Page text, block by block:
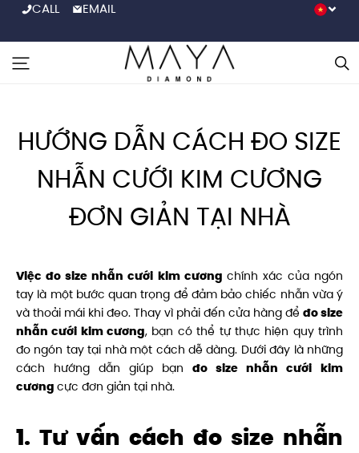
CALL EMAIL
HƯỚNG DẪN CÁCH ĐO SIZE
NHẪN CƯỚI KIM CƯƠNG
ĐƠN GIẢN TẠI NHÀ
Việc đo size nhẫn cưới kim cương chính xác của ngón
tay là một bước quan trọng để đảm bảo chiếc nhẫn vừa ý
và thoải mái khi đeo. Thay vì phải đến cửa hàng để đo size
nhẫn cưới kim cương, bạn có thể tự thực hiện quy trình
đo ngón tay tại nhà một cách dễ dàng. Dưới đây là những
cách hướng dẫn giúp bạn đo size nhẫn cưới kim
cương cực đơn giản tại nhà.
1. Tư vấn cách đo size nhẫn